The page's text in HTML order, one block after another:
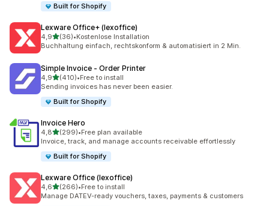
Built for Shopify
Lexware Office+ (lexoffice)
4,9z 5 hvězd
(36)
Celkový počet recenzí: 36
•Kostenlose Installation
Buchhaltung einfach, rechtskonform & automatisiert in 2 Min.
Simple Invoice ‑ Order Printer
4,9z 5 hvězd
(410)
Celkový počet recenzí: 410
•Free to install
Sending invoices has never been easier.
Built for Shopify
Invoice Hero
4,8z 5 hvězd
(299)
Celkový počet recenzí: 299
•Free plan available
Invoice, track, and manage accounts receivable effortlessly
Built for Shopify
Lexware Office (lexoffice)
4,6z 5 hvězd
(266)
Celkový počet recenzí: 266
•Free to install
Manage DATEV-ready vouchers, taxes, payments & customers